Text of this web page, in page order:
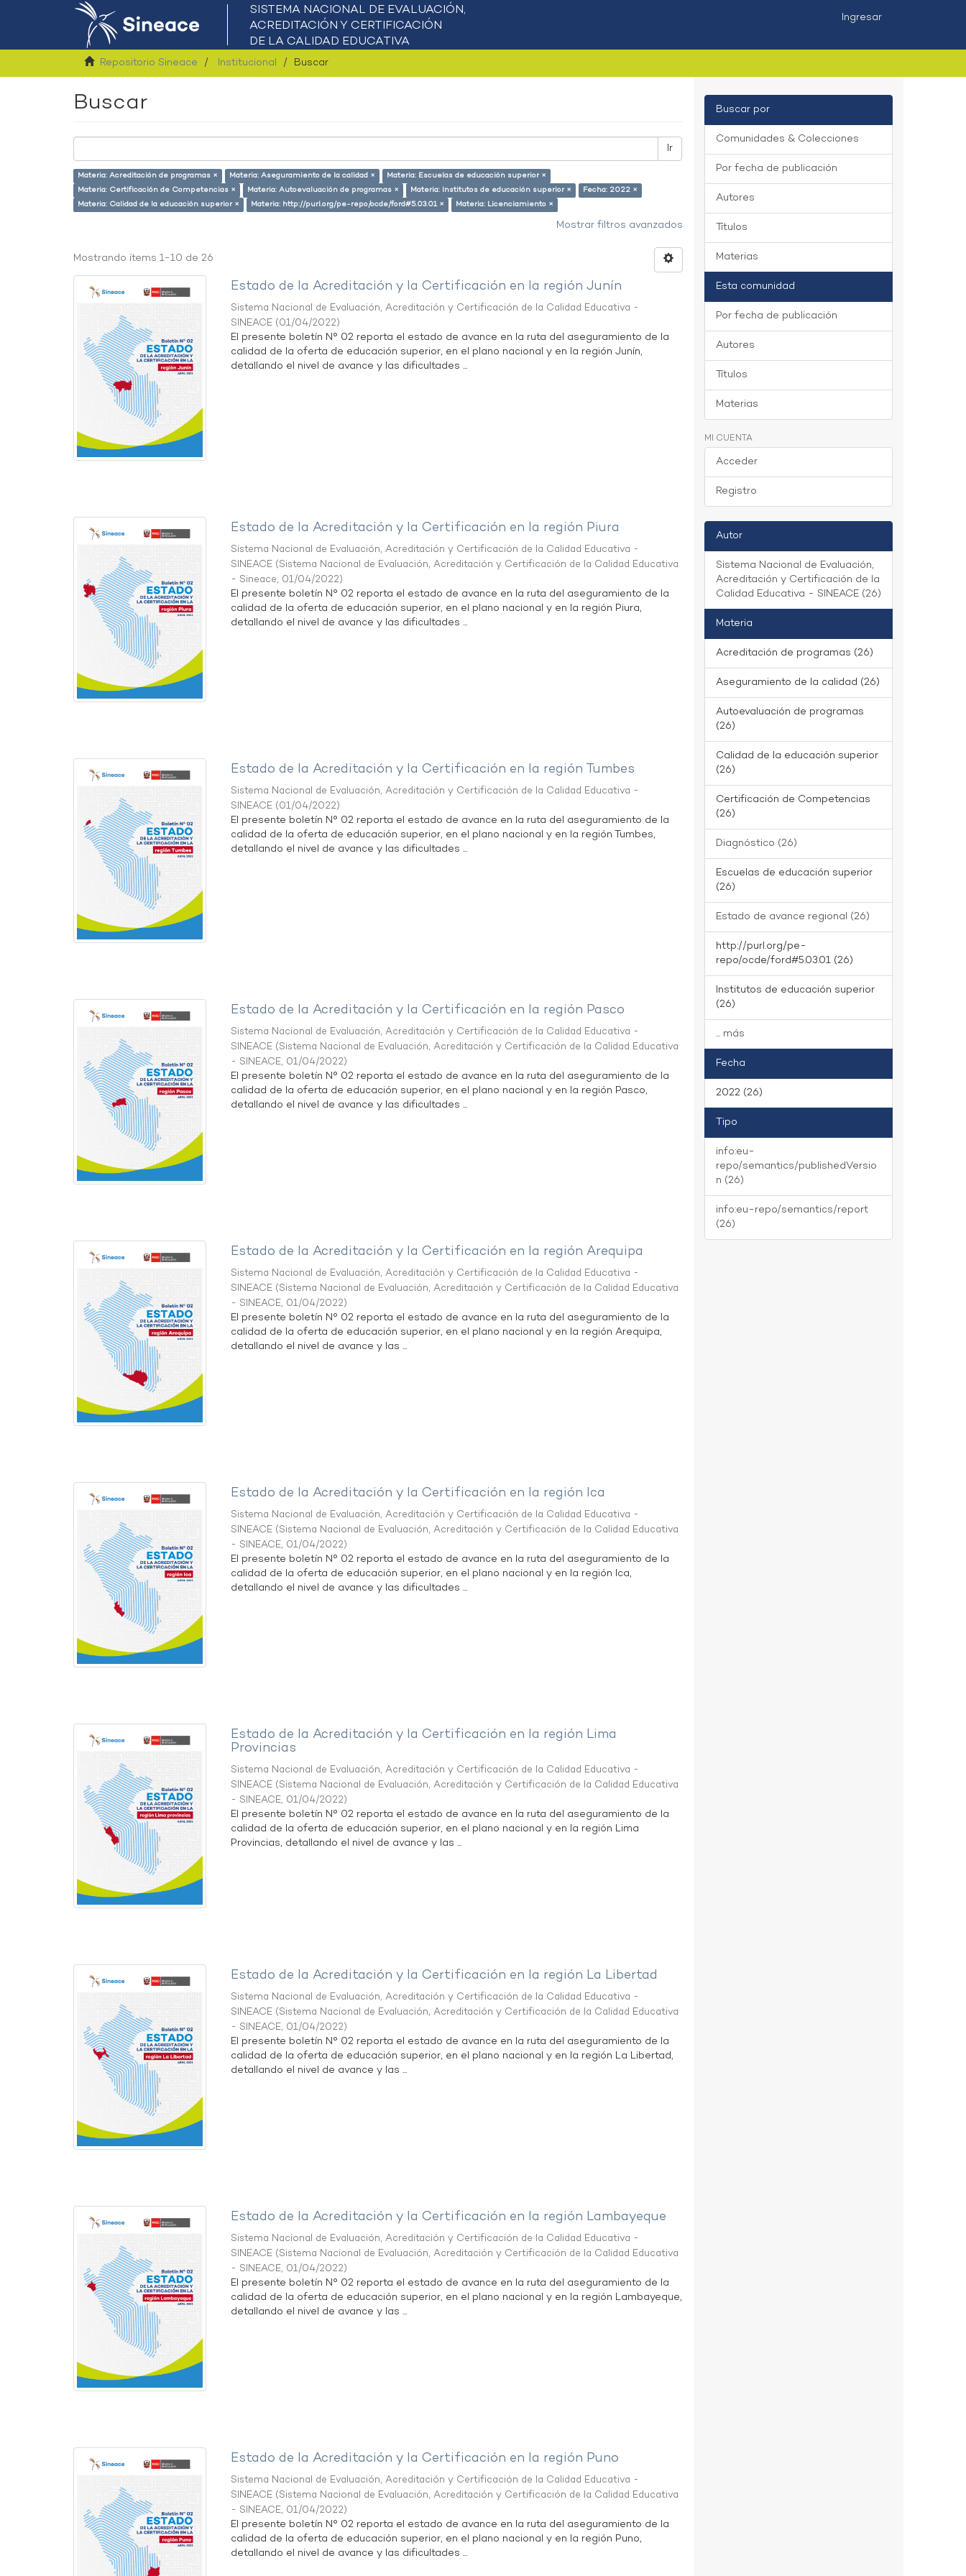
Ingresar
Repositorio Sineace Institucional Buscar
Buscar
Ir
Materia: Acreditación de programas × Materia: Aseguramiento de la calidad ×
Materia: Escuelas de educación superior ×
Materia: Certificación de Competencias ×
Materia: Autoevaluación de programas × Materia: Institutos de educación superior ×
Fecha: 2022 ×
Materia: Calidad de la educación superior ×
Materia: http://purl.org/pe-repo/ocde/ford#5.03.01 × Materia: Licenciamiento ×
Mostrar filtros avanzados
Mostrando ítems 1-10 de 26
Estado de la Acreditación y la Certificación en la región Junín
Sistema Nacional de Evaluación, Acreditación y Certificación de la Calidad Educativa -
SINEACE (01/04/2022)
El presente boletín N° 02 reporta el estado de avance en la ruta del aseguramiento de la
calidad de la oferta de educación superior, en el plano nacional y en la región Junín,
detallando el nivel de avance y las dificultades ...
Estado de la Acreditación y la Certificación en la región Piura
Sistema Nacional de Evaluación, Acreditación y Certificación de la Calidad Educativa -
SINEACE (Sistema Nacional de Evaluación, Acreditación y Certificación de la Calidad Educativa
- Sineace, 01/04/2022)
El presente boletín N° 02 reporta el estado de avance en la ruta del aseguramiento de la
calidad de la oferta de educación superior, en el plano nacional y en la región Piura,
detallando el nivel de avance y las dificultades ...
Estado de la Acreditación y la Certificación en la región Tumbes
Sistema Nacional de Evaluación, Acreditación y Certificación de la Calidad Educativa -
SINEACE (01/04/2022)
El presente boletín N° 02 reporta el estado de avance en la ruta del aseguramiento de la
calidad de la oferta de educación superior, en el plano nacional y en la región Tumbes,
detallando el nivel de avance y las dificultades ...
Estado de la Acreditación y la Certificación en la región Pasco
Sistema Nacional de Evaluación, Acreditación y Certificación de la Calidad Educativa -
SINEACE (Sistema Nacional de Evaluación, Acreditación y Certificación de la Calidad Educativa
- SINEACE, 01/04/2022)
El presente boletín N° 02 reporta el estado de avance en la ruta del aseguramiento de la
calidad de la oferta de educación superior, en el plano nacional y en la región Pasco,
detallando el nivel de avance y las dificultades ...
Estado de la Acreditación y la Certificación en la región Arequipa
Sistema Nacional de Evaluación, Acreditación y Certificación de la Calidad Educativa -
SINEACE (Sistema Nacional de Evaluación, Acreditación y Certificación de la Calidad Educativa
- SINEACE, 01/04/2022)
El presente boletín N° 02 reporta el estado de avance en la ruta del aseguramiento de la
calidad de la oferta de educación superior, en el plano nacional y en la región Arequipa,
detallando el nivel de avance y las ...
Estado de la Acreditación y la Certificación en la región Ica
Sistema Nacional de Evaluación, Acreditación y Certificación de la Calidad Educativa -
SINEACE (Sistema Nacional de Evaluación, Acreditación y Certificación de la Calidad Educativa
- SINEACE, 01/04/2022)
El presente boletín N° 02 reporta el estado de avance en la ruta del aseguramiento de la
calidad de la oferta de educación superior, en el plano nacional y en la región Ica,
detallando el nivel de avance y las dificultades ...
Estado de la Acreditación y la Certificación en la región Lima
Provincias
Sistema Nacional de Evaluación, Acreditación y Certificación de la Calidad Educativa -
SINEACE (Sistema Nacional de Evaluación, Acreditación y Certificación de la Calidad Educativa
- SINEACE, 01/04/2022)
El presente boletín N° 02 reporta el estado de avance en la ruta del aseguramiento de la
calidad de la oferta de educación superior, en el plano nacional y en la región Lima
Provincias, detallando el nivel de avance y las ...
Estado de la Acreditación y la Certificación en la región La Libertad
Sistema Nacional de Evaluación, Acreditación y Certificación de la Calidad Educativa -
SINEACE (Sistema Nacional de Evaluación, Acreditación y Certificación de la Calidad Educativa
- SINEACE, 01/04/2022)
El presente boletín N° 02 reporta el estado de avance en la ruta del aseguramiento de la
calidad de la oferta de educación superior, en el plano nacional y en la región La Libertad,
detallando el nivel de avance y las ...
Estado de la Acreditación y la Certificación en la región Lambayeque
Sistema Nacional de Evaluación, Acreditación y Certificación de la Calidad Educativa -
SINEACE (Sistema Nacional de Evaluación, Acreditación y Certificación de la Calidad Educativa
- SINEACE, 01/04/2022)
El presente boletín N° 02 reporta el estado de avance en la ruta del aseguramiento de la
calidad de la oferta de educación superior, en el plano nacional y en la región Lambayeque,
detallando el nivel de avance y las ...
Estado de la Acreditación y la Certificación en la región Puno
Sistema Nacional de Evaluación, Acreditación y Certificación de la Calidad Educativa -
SINEACE (Sistema Nacional de Evaluación, Acreditación y Certificación de la Calidad Educativa
- SINEACE, 01/04/2022)
El presente boletín N° 02 reporta el estado de avance en la ruta del aseguramiento de la
calidad de la oferta de educación superior, en el plano nacional y en la región Puno,
detallando el nivel de avance y las dificultades ...
Buscar por
Comunidades & Colecciones
Por fecha de publicación
Autores
Títulos
Materias
Esta comunidad
Por fecha de publicación
Autores
Títulos
Materias
MI CUENTA
Acceder
Registro
Autor
Sistema Nacional de Evaluación,
Acreditación y Certificación de la
Calidad Educativa - SINEACE (26)
Materia
Acreditación de programas (26)
Aseguramiento de la calidad (26)
Autoevaluación de programas
(26)
Calidad de la educación superior
(26)
Certificación de Competencias
(26)
Diagnóstico (26)
Escuelas de educación superior
(26)
Estado de avance regional (26)
http://purl.org/pe-
repo/ocde/ford#5.03.01 (26)
Institutos de educación superior
(26)
... más
Fecha
2022 (26)
Tipo
info:eu-
repo/semantics/publishedVersio
n (26)
info:eu-repo/semantics/report
(26)